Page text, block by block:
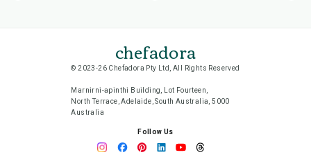
chefadora
© 2023-26 Chefadora Pty Ltd, All Rights Reserved
Marnirni-apinthi Building, Lot Fourteen,
North Terrace, Adelaide, South Australia, 5000
Australia
Follow Us